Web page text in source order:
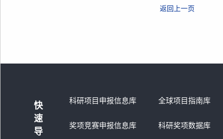
返回上一页
快
速
导
科研项目申报信息库 全球项目指南库
奖项竞赛申报信息库 科研奖项数据库